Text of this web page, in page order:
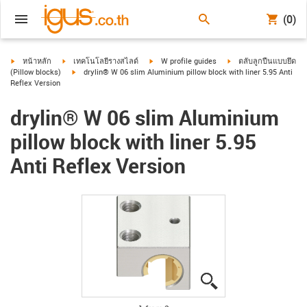
(0)
igus-icon-arrow-right
หน้าหลัก igus-icon-arrow-right
เทคโนโลยีรางสไลด์ igus-icon-arrow-right
W profile guides igus-icon-arrow-right
ตลับลูกปืนแบบยึด
(Pillow blocks)
igus-icon-arrow-right
drylin® W 06 slim Aluminium pillow block with liner 5.95 Anti
Reflex Version
drylin® W 06 slim Aluminium
pillow block with liner 5.95
Anti Reflex Version